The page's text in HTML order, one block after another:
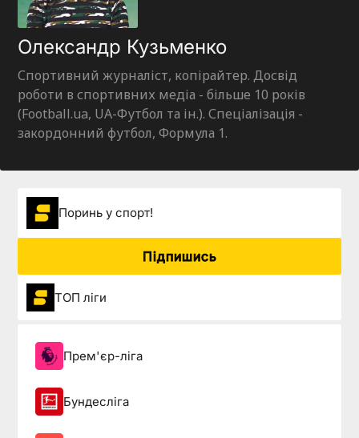
Олександр Кузьменко
Спортивний журналіст, копірайтер. Досвід
роботи в спортивних медіа - більше 10 років
(Football.ua, UA-Футбол та ін.). Спеціалізація -
закордонний футбол, Формула 1.
Поринь у спорт!
Підпишись
ТОП ліги
Прем'єр-ліга
Бундесліга